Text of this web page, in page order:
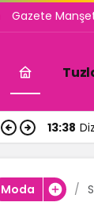
Gazete
13:38
Moda